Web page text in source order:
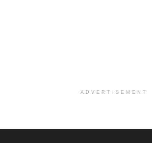
ADVERTISEMENT